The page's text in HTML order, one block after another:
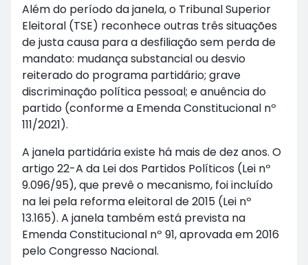
Além do período da janela, o Tribunal Superior
Eleitoral (TSE) reconhece outras três situações
de justa causa para a desfiliação sem perda de
mandato: mudança substancial ou desvio
reiterado do programa partidário; grave
discriminação política pessoal; e anuência do
partido (conforme a Emenda Constitucional nº
111/2021).
A janela partidária existe há mais de dez anos. O
artigo 22-A da Lei dos Partidos Políticos (Lei nº
9.096/95), que prevê o mecanismo, foi incluído
na lei pela reforma eleitoral de 2015 (Lei nº
13.165). A janela também está prevista na
Emenda Constitucional nº 91, aprovada em 2016
pelo Congresso Nacional.